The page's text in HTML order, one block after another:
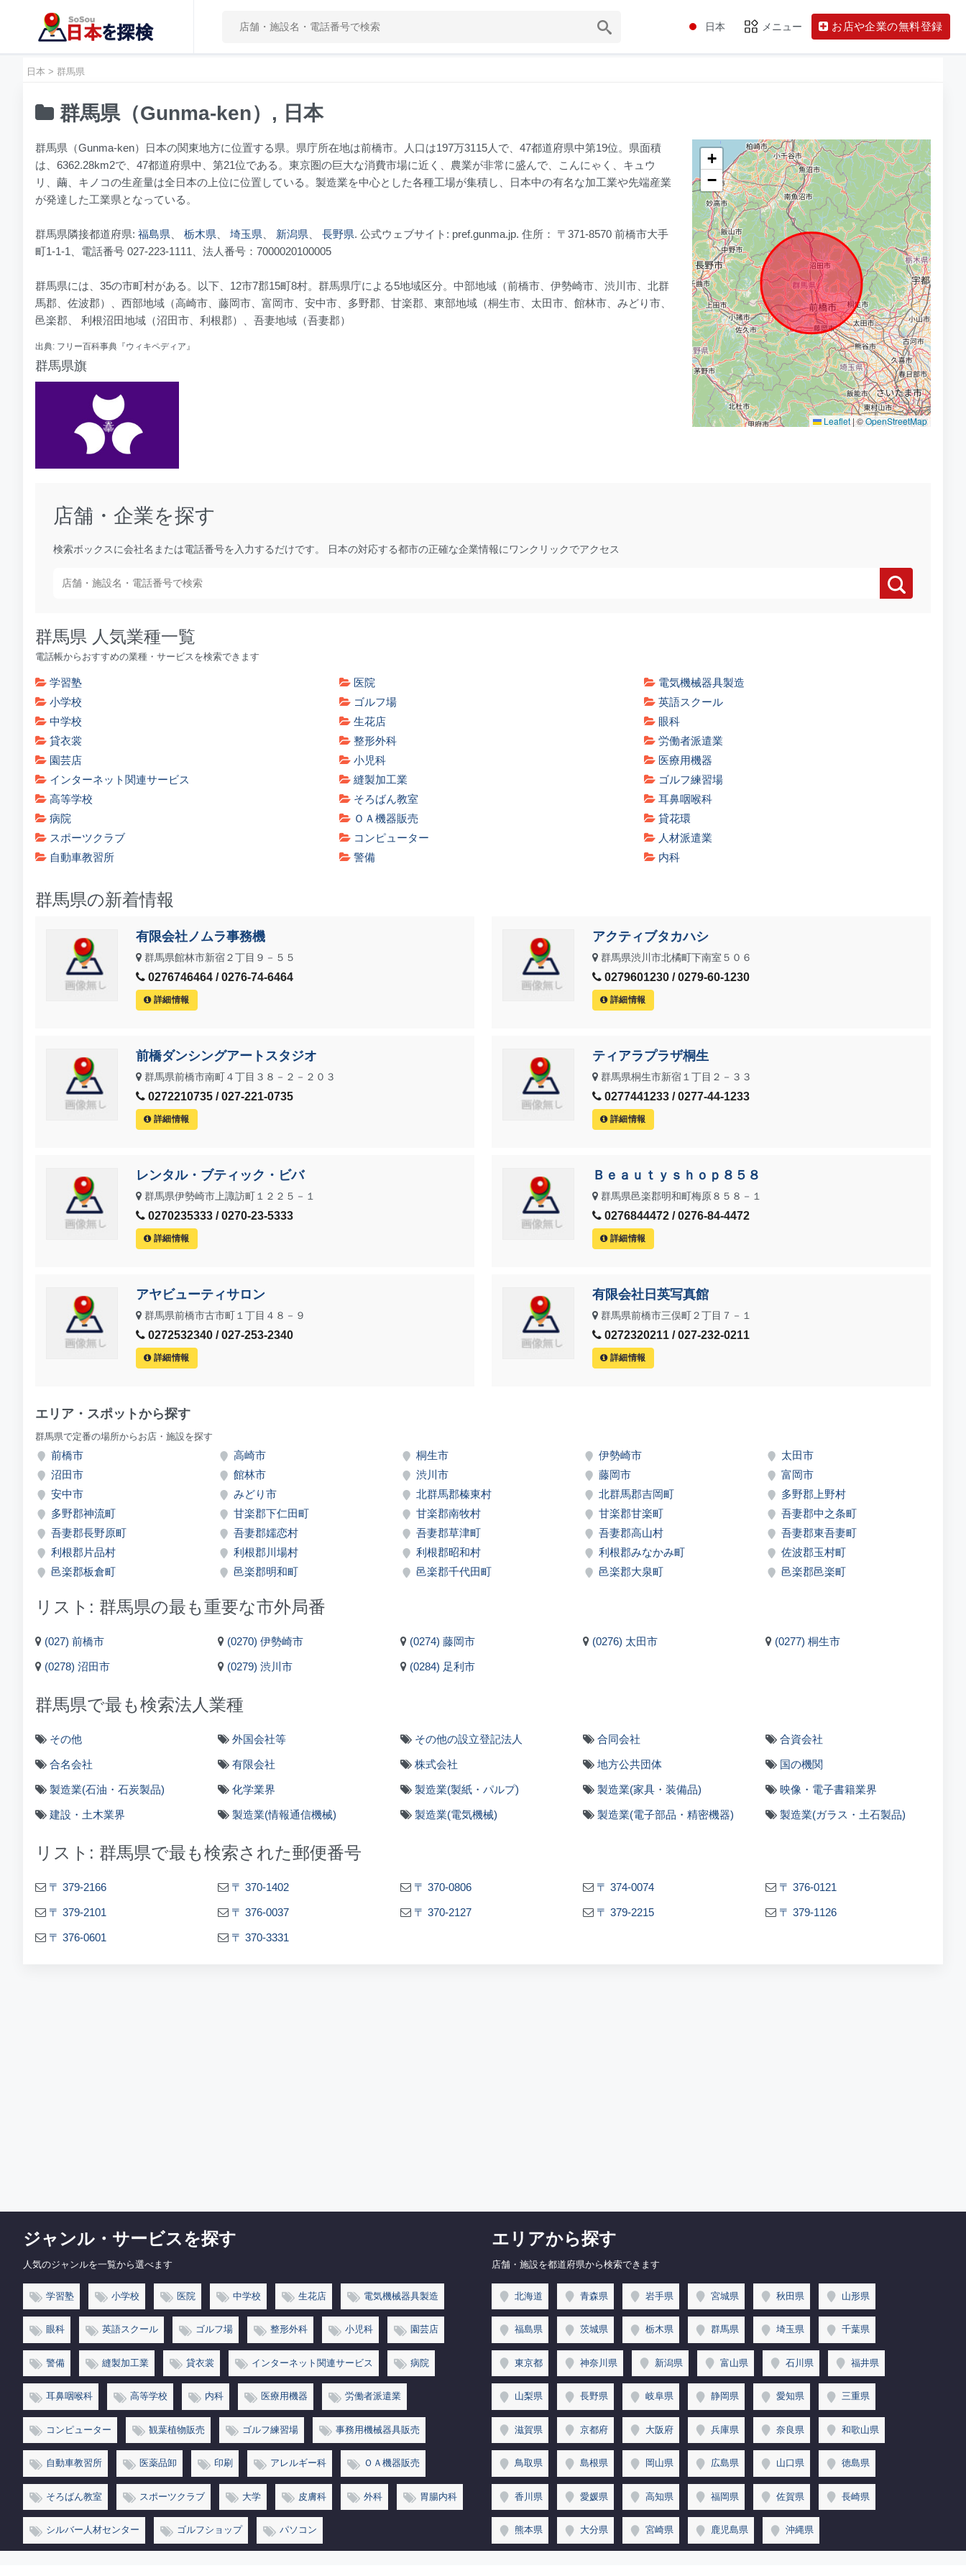
日本 メニュー お店や企業の無料登録
日本 > 群馬県
群馬県（Gunma-ken）, 日本
群馬県（Gunma-ken）日本の関東地方に位置する県。県庁所在地は前橋市。人口は197万3115人で、47都道府県中第19位。県面積
は、6362.28km2で、47都道府県中、第21位である。東京圏の巨大な消費市場に近く、農業が非常に盛んで、こんにゃく、キュウ
リ、繭、キノコの生産量は全日本の上位に位置している。製造業を中心とした各種工場が集積し、日本中の有名な加工業や先端産業
が発達した工業県となっている。
群馬県隣接都道府県: 福島県 栃木県 埼玉県 新潟県 長野県. 公式ウェブサイト: pref.gunma.jp. 住所： 〒371-8570 前橋市大手
町1-1-1、電話番号 027-223-1111、法人番号：7000020100005
群馬県には、35の市町村がある。以下、12市7郡15町8村。群馬県庁による5地域区分。中部地域（前橋市、伊勢崎市、渋川市、北群
馬郡、佐波郡）、西部地域（高崎市、藤岡市、富岡市、安中市、多野郡、甘楽郡、東部地域（桐生市、太田市、館林市、みどり市、
邑楽郡、 利根沼田地域（沼田市、利根郡）、吾妻地域（吾妻郡）
出典: フリー百科事典『ウィキペディア』
群馬県旗
+
−
Leaflet|©OpenStreetMap
店舗・企業を探す
検索ボックスに会社名または電話番号を入力するだけです。 日本の対応する都市の正確な企業情報にワンクリックでアクセス
群馬県 人気業種一覧
電話帳からおすすめの業種・サービスを検索できます
学習塾 医院
電気機械器具製造
小学校
ゴルフ場
英語スクール
中学校
生花店
眼科
貸衣裳
整形外科
労働者派遣業
園芸店
小児科
医療用機器
インターネット関連サービス
縫製加工業
ゴルフ練習場
高等学校
そろばん教室
耳鼻咽喉科
病院
ＯＡ機器販売
貸花環
スポーツクラブ
コンピューター
人材派遣業
自動車教習所
警備 内科
群馬県の新着情報
有限会社ノムラ事務機
群馬県館林市新宿２丁目９－５５
0276746464 / 0276-74-6464
詳細情報
アクティブタカハシ
群馬県渋川市北橘町下南室５０６
0279601230 / 0279-60-1230
詳細情報
前橋ダンシングアートスタジオ
群馬県前橋市南町４丁目３８－２－２０３
0272210735 / 027-221-0735
詳細情報
ティアラプラザ桐生
群馬県桐生市新宿１丁目２－３３
0277441233 / 0277-44-1233
詳細情報
レンタル・ブティック・ビバ
群馬県伊勢崎市上諏訪町１２２５－１
0270235333 / 0270-23-5333
詳細情報
Ｂｅａｕｔｙｓｈｏｐ８５８
群馬県邑楽郡明和町梅原８５８－１
0276844472 / 0276-84-4472
詳細情報
アヤビューティサロン
群馬県前橋市古市町１丁目４８－９
0272532340 / 027-253-2340
詳細情報
有限会社日英写真館
群馬県前橋市三俣町２丁目７－１
0272320211 / 027-232-0211
詳細情報
エリア・スポットから探す
群馬県で定番の場所からお店・施設を探す
前橋市 高崎市 桐生市 伊勢崎市
太田市
沼田市
館林市 渋川市 藤岡市
富岡市
安中市
みどり市 北群馬郡榛東村 北群馬郡吉岡町
多野郡上野村
多野郡神流町
甘楽郡下仁田町 甘楽郡南牧村 甘楽郡甘楽町
吾妻郡中之条町
吾妻郡長野原町
吾妻郡嬬恋村 吾妻郡草津町 吾妻郡高山村
吾妻郡東吾妻町
利根郡片品村
利根郡川場村 利根郡昭和村 利根郡みなかみ町
佐波郡玉村町
邑楽郡板倉町
邑楽郡明和町 邑楽郡千代田町 邑楽郡大泉町 邑楽郡邑楽町
リスト: 群馬県の最も重要な市外局番
(027) 前橋市 (0270) 伊勢崎市 (0274) 藤岡市 (0276) 太田市 (0277) 桐生市
(0278) 沼田市 (0279) 渋川市 (0284) 足利市
群馬県で最も検索法人業種
その他 外国会社等 その他の設立登記法人 合同会社 合資会社
合名会社 有限会社 株式会社 地方公共団体 国の機関
製造業(石油・石炭製品) 化学業界 製造業(製紙・パルプ) 製造業(家具・装備品) 映像・電子書籍業界
建設・土木業界 製造業(情報通信機械) 製造業(電気機械) 製造業(電子部品・精密機器) 製造業(ガラス・土石製品)
リスト: 群馬県で最も検索された郵便番号
〒 379-2166 〒 370-1402 〒 370-0806 〒 374-0074 〒 376-0121
〒 379-2101 〒 376-0037 〒 370-2127 〒 379-2215 〒 379-1126
〒 376-0601 〒 370-3331
ジャンル・サービスを探す
人気のジャンルを一覧から選べます
学習塾 小学校 医院 中学校 生花店 電気機械器具製造
眼科 英語スクール ゴルフ場 整形外科 小児科 園芸店
警備 縫製加工業 貸衣裳 インターネット関連サービス 病院
耳鼻咽喉科 高等学校 内科 医療用機器 労働者派遣業
コンピューター 観葉植物販売 ゴルフ練習場 事務用機械器具販売
自動車教習所 医薬品卸 印刷 アレルギー科 ＯＡ機器販売
そろばん教室 スポーツクラブ 大学 皮膚科 外科 胃腸内科
シルバー人材センター ゴルフショップ パソコン
エリアから探す
店舗・施設を都道府県から検索できます
北海道 青森県 岩手県 宮城県 秋田県 山形県
福島県 茨城県 栃木県 群馬県 埼玉県 千葉県
東京都 神奈川県 新潟県 富山県 石川県 福井県
山梨県 長野県 岐阜県 静岡県 愛知県 三重県
滋賀県 京都府 大阪府 兵庫県 奈良県 和歌山県
鳥取県 島根県 岡山県 広島県 山口県 徳島県
香川県 愛媛県 高知県 福岡県 佐賀県 長崎県
熊本県 大分県 宮崎県 鹿児島県 沖縄県